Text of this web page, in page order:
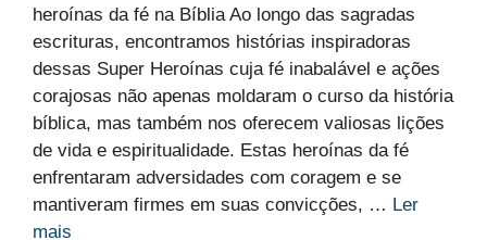
heroínas da fé na Bíblia Ao longo das sagradas
escrituras, encontramos histórias inspiradoras
dessas Super Heroínas cuja fé inabalável e ações
corajosas não apenas moldaram o curso da história
bíblica, mas também nos oferecem valiosas lições
de vida e espiritualidade. Estas heroínas da fé
enfrentaram adversidades com coragem e se
mantiveram firmes em suas convicções, … Ler
mais